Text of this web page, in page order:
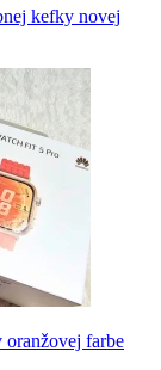
kefky novej
farbe